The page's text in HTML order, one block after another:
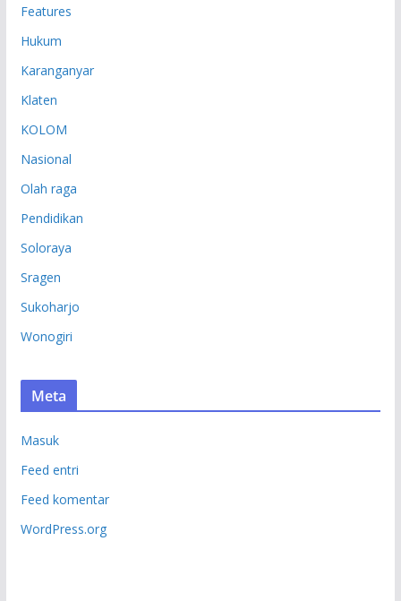
Features
Hukum
Karanganyar
Klaten
KOLOM
Nasional
Olah raga
Pendidikan
Soloraya
Sragen
Sukoharjo
Wonogiri
Meta
Masuk
Feed entri
Feed komentar
WordPress.org